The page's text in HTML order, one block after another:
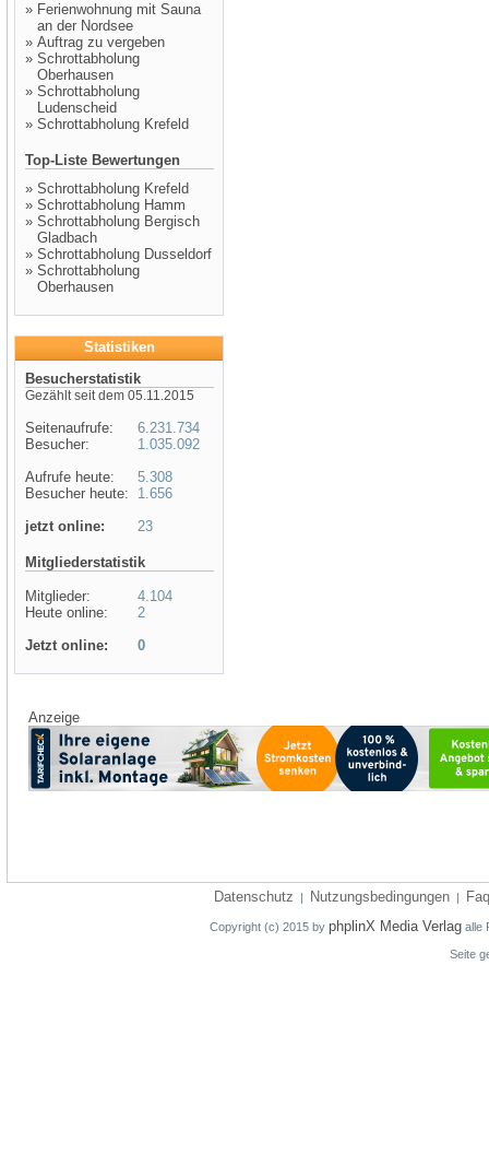
» Ferienwohnung mit Sauna
an der Nordsee
» Auftrag zu vergeben
» Schrottabholung
Oberhausen
» Schrottabholung
Ludenscheid
» Schrottabholung Krefeld
Top-Liste Bewertungen
» Schrottabholung Krefeld
» Schrottabholung Hamm
» Schrottabholung Bergisch
Gladbach
» Schrottabholung Dusseldorf
» Schrottabholung
Oberhausen
Statistiken
Besucherstatistik
Gezählt seit dem 05.11.2015
Seitenaufrufe:
Besucher:
Aufrufe heute:
Besucher heute:
jetzt online:
6.231.734
1.035.092
5.308
1.656
23
Mitgliederstatistik
Mitglieder:
Heute online:
4.104
2
Jetzt online:
0
Anzeige
Datenschutz | Nutzungsbedingungen | Faq
Copyright (c) 2015 by phplinX Media Verlag alle
Seite